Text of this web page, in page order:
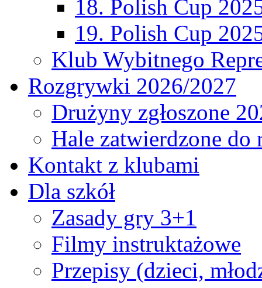
18. Polish Cup
19. Polish Cup
Klub Wybitnego
Rozgrywki 2026/2027
Drużyny zgłoszone
Hale zatwierdzone
Kontakt z klubami
Dla szkół
Zasady gry 3+1
Filmy instruktażowe
Przepisy (dzieci,